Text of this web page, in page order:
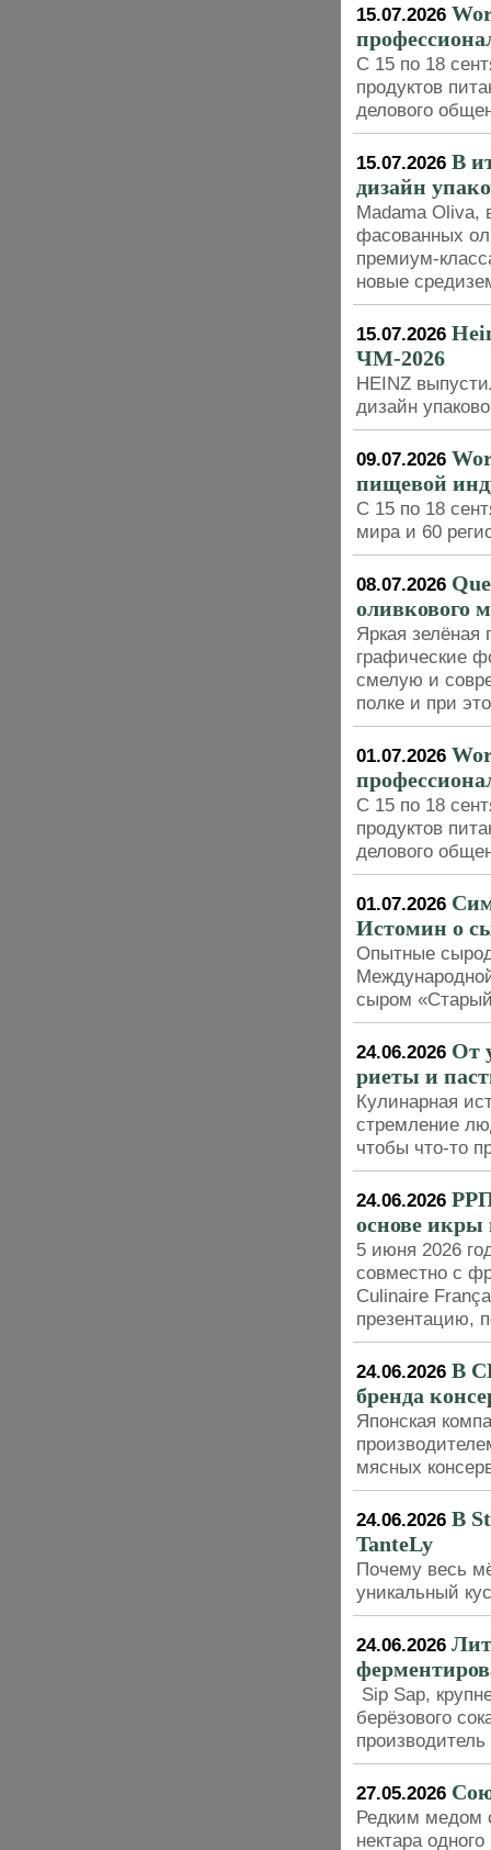
15.07.2026
С 15 по 18
продуктов
делового
15.07.2026 В
дизайн
Madama Oliva,
фасованных
премиум-
новые
15.07.2026
ЧМ‑2026
HEINZ
дизайн
09.07.2026
пищевой
С 15 по 18
мира и 60
08.07.2026
оливкового
Яркая зелёная
графические
смелую и
полке и при
01.07.2026
С 15 по 18
продуктов
делового
01.07.2026
Истомин о
Опытные
сыром
24.06.2026 От
риеты и
Кулинарная
стремление
чтобы что-то
24.06.2026
основе икры
5 июня 2026
совместно с
Culinaire
презентацию,
24.06.2026 В
бренда
Японская
мясных
24.06.2026 В
TanteLy
Почему весь
уникальный
24.06.2026
Sip Sap,
берёзового
27.05.2026
Редким медом
нектара